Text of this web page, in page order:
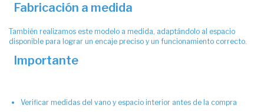
Fabricación a medida
También realizamos este modelo a medida, adaptándolo al espacio
disponible para lograr un encaje preciso y un funcionamiento correcto.
Importante
Verificar medidas del vano y espacio interior antes de la compra